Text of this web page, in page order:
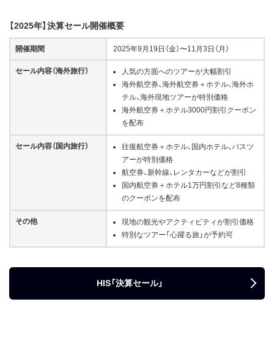
【2025年】決算セール開催概要
開催期間 2025年9月19日（金）〜11月3日（月）
セール内容（海外旅行）
人気の方面へのツアーが大幅割引
海外航空券、海外航空券＋ホテル、海外ホ
テル、海外現地ツアーが特別価格
海外航空券＋ホテル3000円割引クーポン
を配布
セール内容（国内旅行）
往復航空券＋ホテル、国内ホテル、バスツ
アーが特別価格
航空券、新幹線、レンタカーなどが割引
国内航空券＋ホテル1万円割引など8種類
のクーポンを配布
その他
現地の観光やアクティビティが割引価格
特別なツアー「心躍る旅」が予約可
HIS「決算セール」